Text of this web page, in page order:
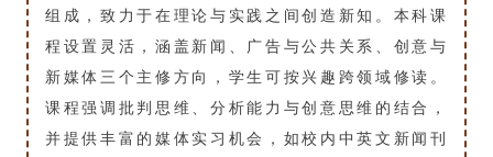
组成，致力于在理论与实践之间创造新知。本科课
程设置灵活，涵盖新闻、广告与公共关系、创意与
新媒体三个主修方向，学生可按兴趣跨领域修读。
课程强调批判思维、分析能力与创意思维的结合，
并提供丰富的媒体实习机会，如校内中英文新闻刊